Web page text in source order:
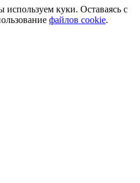
куки. Оставаясь с
файлов cookie.